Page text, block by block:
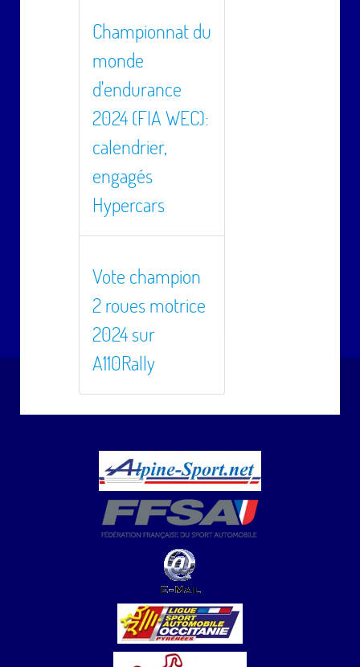
Championnat du
monde
d'endurance
2024 (FIA WEC):
calendrier,
engagés
Hypercars
Vote champion
2 roues motrice
2024 sur
A110Rally